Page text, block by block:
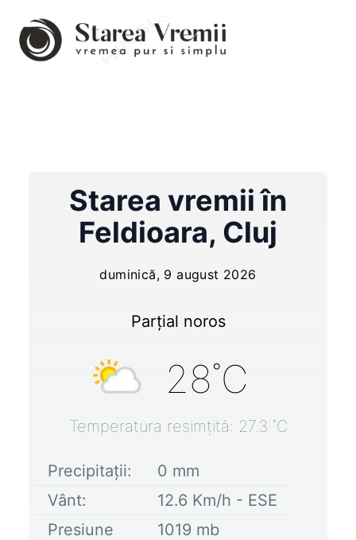
Starea vremii în
Feldioara, Cluj
duminică, 9 august 2026
Parțial noros
28˚C
Temperatura resimțită: 27.3 ˚C
Precipitații: 0 mm
Vânt:
12.6 Km/h - ESE
Presiune
1019 mb